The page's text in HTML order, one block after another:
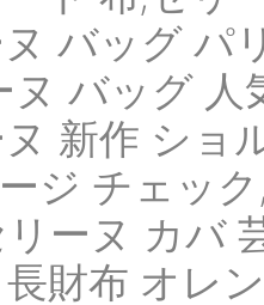
バッグ パ
ヌ バッグ
新作 ショ
ジ チェッ
ーヌ カバ
財布 オレ